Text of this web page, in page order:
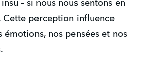
– si nous nous sentons en
Cette perception influence
émotions, nos pensées et nos